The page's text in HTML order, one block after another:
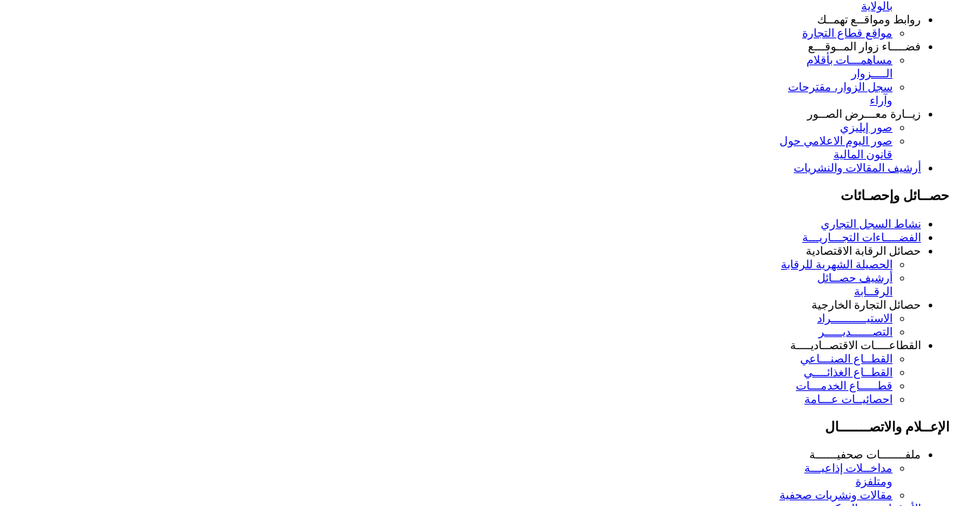
بالولاية
روابط ومواقــع تهمــك
مواقع قطاع التجارة
فضــــاء زوار المــوقـــع
مساهمـــات بأقلام
الــــزوار
سجل الزوار، مقترحات
وآراء
زيــارة معـــرض الصــور
صور إيليزي
صور اليوم الاعلامي حول
قانون المالية
أرشيف المقالات والنشريات
حصــائل وإحصـائات
نشاط السجل التجاري
الفضــــاءات التجـــاريـــة
حصائل الرقابة الاقتصادية
الحصيلة الشهرية للرقابة
أرشيف حصــائل
الرقــابة
حصائل التجارة الخارجية
الاستيــــــــــراد
التصــــــديـــــر
القطاعــــات الاقتصــاديــــة
القطــاع الصنـــاعي
القطــاع الغذائــــي
قطـــــاع الخدمـــات
احصائيــات عـــامة
الإعــلام والاتصـــــــال
ملفـــــــات صحفيــــــة
مداخــلات إذاعيـــة
ومتلفزة
مقالات ونشريات صحفية